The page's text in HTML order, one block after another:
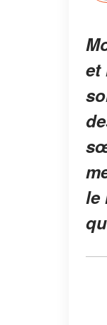
et
le